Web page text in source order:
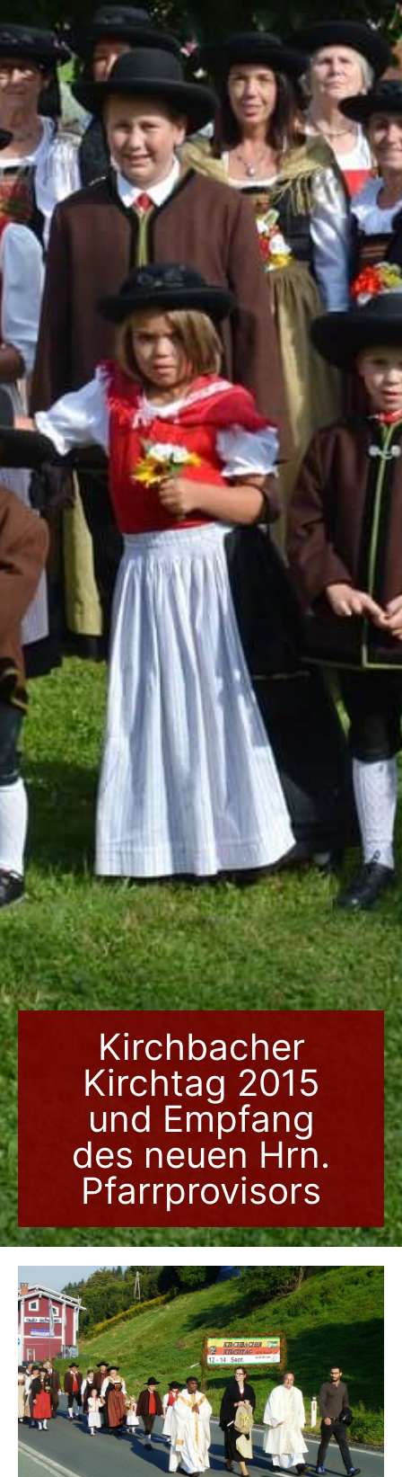
Kirchbacher
Kirchtag 2015
und Empfang
des neuen Hrn.
Pfarrprovisors